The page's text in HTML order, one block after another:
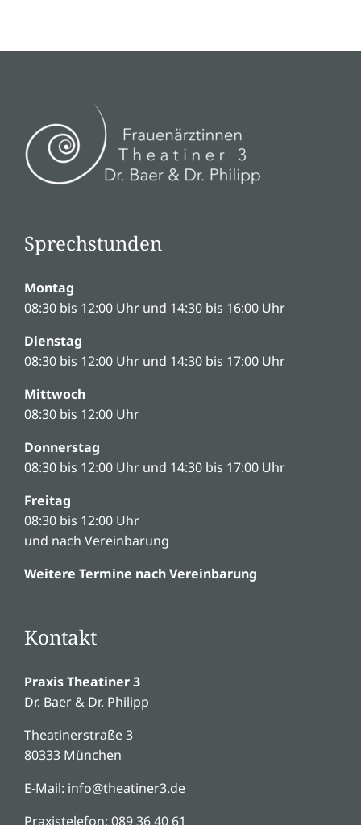
Sprechstunden
Montag
08:30 bis 12:00 Uhr und 14:30 bis 16:00 Uhr
Dienstag
08:30 bis 12:00 Uhr und 14:30 bis 17:00 Uhr
Mittwoch
08:30 bis 12:00 Uhr
Donnerstag
08:30 bis 12:00 Uhr und 14:30 bis 17:00 Uhr
Freitag
08:30 bis 12:00 Uhr
und nach Vereinbarung
Weitere Termine nach Vereinbarung
Kontakt
Praxis Theatiner 3
Dr. Baer & Dr. Philipp
Theatinerstraße 3
80333 München
E-Mail: info@theatiner3.de
Praxistelefon: 089 36 40 61